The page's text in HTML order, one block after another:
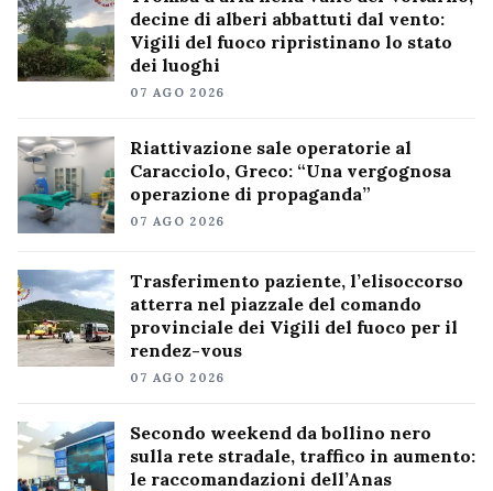
decine di alberi abbattuti dal vento:
Vigili del fuoco ripristinano lo stato
dei luoghi
07 AGO 2026
Riattivazione sale operatorie al
Caracciolo, Greco: “Una vergognosa
operazione di propaganda”
07 AGO 2026
Trasferimento paziente, l’elisoccorso
atterra nel piazzale del comando
provinciale dei Vigili del fuoco per il
rendez-vous
07 AGO 2026
Secondo weekend da bollino nero
sulla rete stradale, traffico in aumento:
le raccomandazioni dell’Anas